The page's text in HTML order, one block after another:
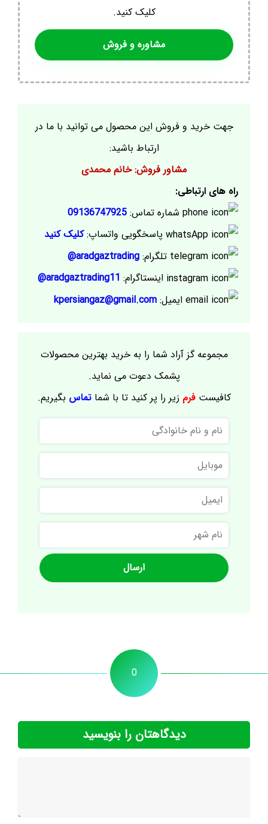
کلیک کنید.
مشاوره و فروش
جهت خرید و فروش این محصول می توانید با ما در
ارتباط باشید:
مشاور فروش: خانم محمدی
راه های ارتباطی:
شماره تماس: 09136747925
پاسخگویی واتساپ:کلیک کنید
تلگرام: aradgaztrading@
اینستاگرام: aradgaztrading11@
ایمیل: kpersiangaz@gmail.com
مجموعه گز آراد شما را به خرید بهترین محصولات
پشمک دعوت می نماید.
کافیستفرم زیر را پر کنید تا با شماتماس بگیریم.
نام
و
نام
خانوادگی
موبایل
ایمیل
نام
شهر
0
دیدگاهتان را بنویسید